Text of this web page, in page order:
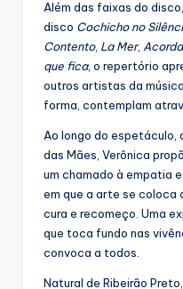
Além das faixas do
disco Cochicho no
Contento, La Mer,
que fica, o repertório
outros artistas da
forma, contemplam
Ao longo do espetáculo,
das Mães, Verônica
um chamado à empatia
em que a arte se coloca
cura e recomeço. Uma
que toca fundo nas
convoca a todos.
Natural de Ribeirão